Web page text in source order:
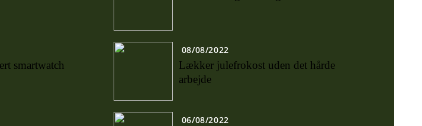
smartwatch
08/08/2022
Lækker julefrokost uden det hårde
arbejde
06/08/2022